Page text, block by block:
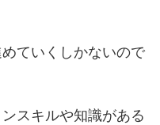
ていくしかないので
スキルや知識がある